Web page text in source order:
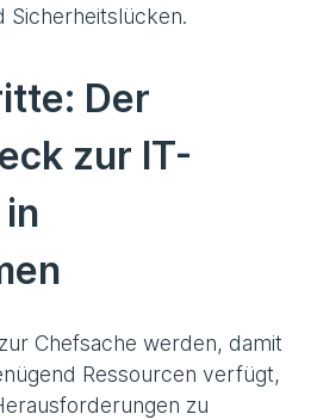
Sicherheitslücken.
Der
zur IT-
Chefsache werden, damit
Ressourcen verfügt,
zu